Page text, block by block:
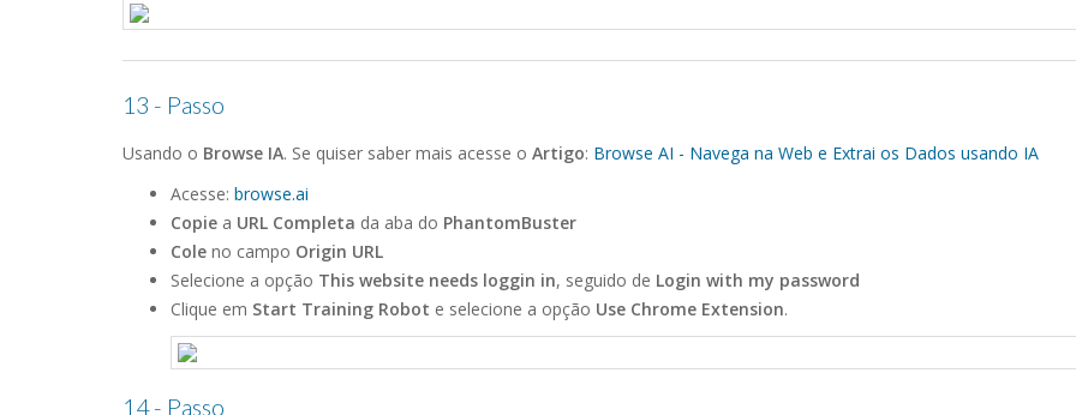
13 - Passo
Usando o Browse IA. Se quiser saber mais acesse o Artigo: Browse AI - Navega na Web e Extrai os Dados usando IA
Acesse: browse.ai
Copie a URL Completa da aba do PhantomBuster
Cole no campo Origin URL
Selecione a opção This website needs loggin in, seguido de Login with my password
Clique em Start Training Robot e selecione a opção Use Chrome Extension.
14 - Passo